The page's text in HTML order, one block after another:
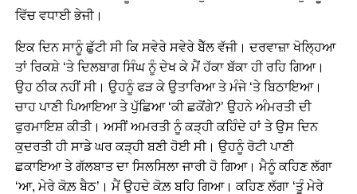
ਵਿੱਚ ਵਧਾਈ ਭੇਜੀ।
ਇਕ ਦਿਨ ਸਾਨੂੰ ਛੁੱਟੀ ਸੀ ਕਿ ਸਵੇਰੇ ਸਵੇਰੇ ਬੈੱਲ ਵੱਜੀ। ਦਰਵਾਜ਼ਾ ਖੋਲ੍ਹਿਆ
ਤਾਂ ਰਿਕਸ਼ੇ ‘ਤੇ ਦਿਲਬਾਗ ਸਿੰਘ ਨੂੰ ਦੇਖ ਕੇ ਮੈਂ ਹੱਕਾ ਬੱਕਾ ਹੀ ਰਹਿ ਗਿਆ।
ਉਹ ਠੀਕ ਨਹੀਂ ਸੀ। ਉਹਨੂੰ ਫੜ ਕੇ ਉਤਾਰਿਆ ਤੇ ਮੰਜੇ ‘ਤੇ ਬਿਠਾਇਆ।
ਚਾਹ ਪਾਣੀ ਪਿਆਇਆ ਤੇ ਪੁੱਛਿਆ ‘ਕੀ ਛਕੋਂਗੇ?’ ਉਹਨੇ ਅੰਮਰਤੀ ਦੀ
ਫੁਰਮਾਇਸ਼ ਕੀਤੀ। ਅਸੀਂ ਅਮਰਤੀ ਨੂੰ ਕੜ੍ਹੀ ਕਹਿੰਦੇ ਹਾਂ ਤੇ ਉਸ ਦਿਨ
ਕੁਦਰਤੀ ਹੀ ਸਾਡੇ ਘਰ ਕੜ੍ਹੀ ਬਣੀ ਹੋਈ ਸੀ। ਉਹਨੂੰ ਰੋਟੀ ਪਾਣੀ
ਛਕਾਇਆ ਤੇ ਗੱਲਬਾਤ ਦਾ ਸਿਲਸਿਲਾ ਜਾਰੀ ਹੋ ਗਿਆ। ਮੈਨੂੰ ਕਹਿਣ ਲੱਗਾ
‘ਆ, ਮੇਰੇ ਕੋਲ਼ ਬੈਠ’। ਮੈਂ ਉਹਦੇ ਕੋਲ਼ ਬਹਿ ਗਿਆ। ਕਹਿਣ ਲੱਗਾ ‘ਤੂੰ ਮੇਰੇ